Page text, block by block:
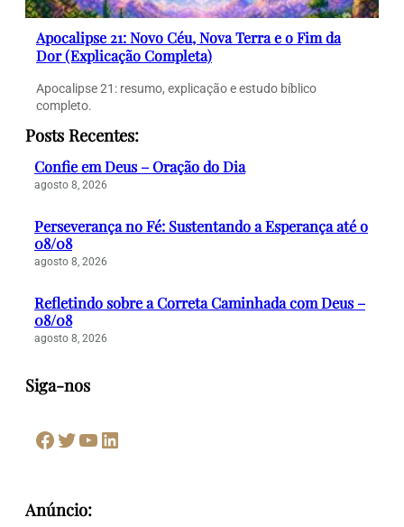
Apocalipse 21: Novo Céu, Nova Terra e o Fim da
Dor (Explicação Completa)
Apocalipse 21: resumo, explicação e estudo bíblico
completo.
Posts Recentes:
Confie em Deus – Oração do Dia
agosto 8, 2026
Perseverança no Fé: Sustentando a Esperança até o
08/08
agosto 8, 2026
Refletindo sobre a Correta Caminhada com Deus –
08/08
agosto 8, 2026
Siga-nos
Facebook Twitter Youtube LinkedIn
Anúncio: